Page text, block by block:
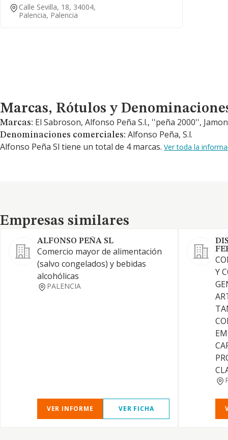
Calle Sevilla, 18, 34004,
Palencia, Palencia
Marcas, Rótulos y Denominaciones Comerciales
Marcas, Rótulos y
Marcas: El Sabroson, Alfonso Peña S.l., ''peña 2000'',
Denominaciones comerciales: Alfonso Peña, S.l.
Alfonso Peña Sl tiene un total de 4 marcas. Ver toda la
Empresas similares
Empresas similares
ALFONSO PEÑA SL
Comercio mayor de alimentación
(salvo congelados) y bebidas
alcohólicas
PALENCIA
VER INFORME VER FICHA
Y